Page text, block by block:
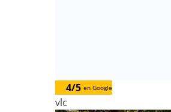
4/5 en Google
vlc